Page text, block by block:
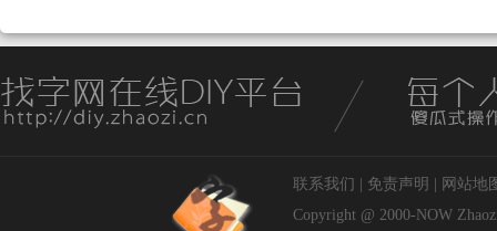
联系我们 免责声明
网站地
Copyright @ 2000-NOW